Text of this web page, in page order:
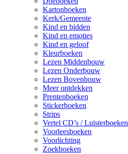
Kartonboeken
Kerk/Gemeente
Kind en bidden
Kind en emoties
Kind en geloof
Kleurboeken
Lezen Middenbouw
Lezen Onderbouw
Lezen Bovenbouw
Meer ontdekken
Prentenboeken
Stickerboeken
Strips
Vertel CD’s / Luisterboeken
Voorleesboeken
Voorlichting
Zoekboeken